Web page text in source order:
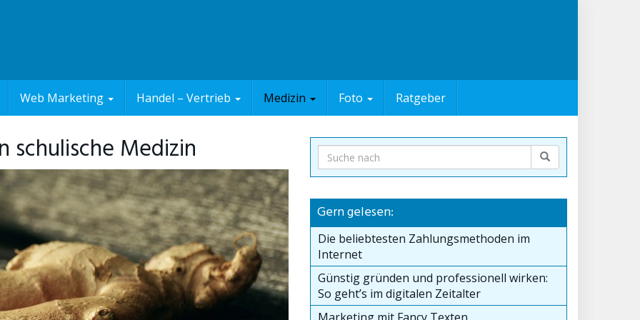
Web Marketing Handel – Vertrieb Medizin Foto Ratgeber
schulische Medizin
Gern gelesen:
Die beliebtesten Zahlungsmethoden im
Internet
Günstig gründen und professionell wirken:
So geht’s im digitalen Zeitalter